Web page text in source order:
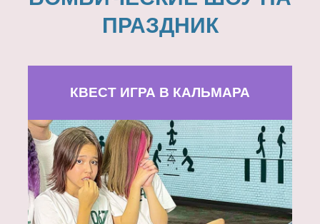
ПРАЗДНИК
КВЕСТ ИГРА В КАЛЬМАРА